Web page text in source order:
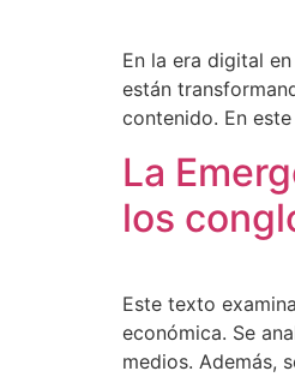
En la era digital
están
contenido. En
La
los
Este texto
económica. Se
medios. Además,